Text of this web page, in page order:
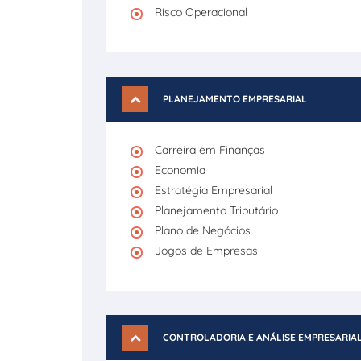
Risco Operacional
PLANEJAMENTO EMPRESARIAL
Carreira em Finanças
Economia
Estratégia Empresarial
Planejamento Tributário
Plano de Negócios
Jogos de Empresas
CONTROLADORIA E ANÁLISE